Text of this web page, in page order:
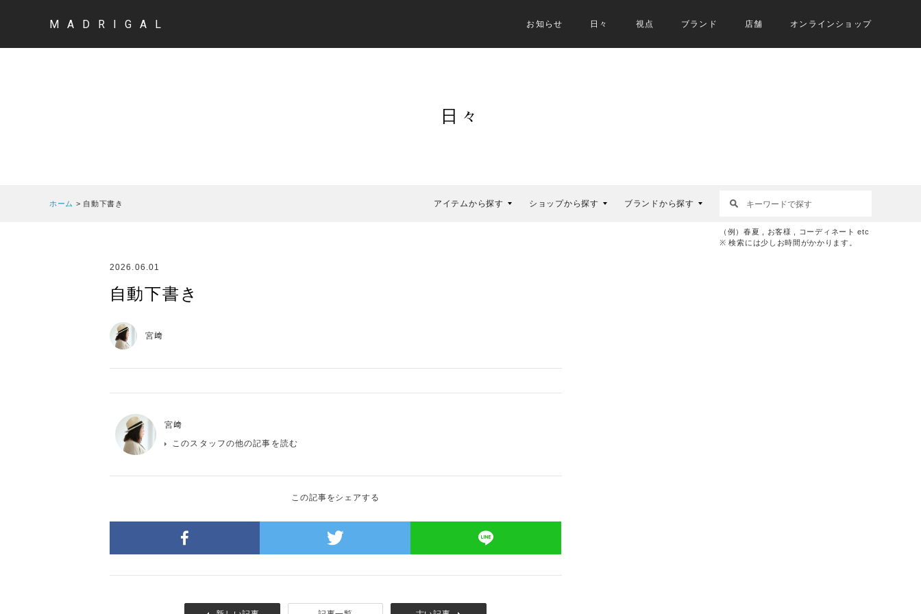
MADRIGAL お知らせ 日々 視点 ブランド 店舗 オンラインショップ
日々
ホーム > 自動下書き アイテムから探す ショップから探す ブランドから探す
（例）春夏 , お客様 , コーディネート etc
※ 検索には少しお時間がかかります。
2026.06.01
自動下書き
宮﨑
宮﨑
このスタッフの他の記事を読む
この記事をシェアする